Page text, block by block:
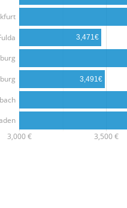
3,000 € 3,500 €
3,471€
3,491€
Bachelor